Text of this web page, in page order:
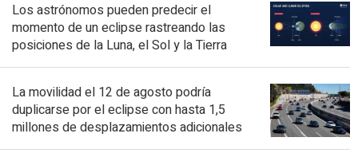
Los astrónomos pueden predecir el
momento de un eclipse rastreando las
posiciones de la Luna, el Sol y la Tierra
La movilidad el 12 de agosto podría
duplicarse por el eclipse con hasta 1,5
millones de desplazamientos adicionales